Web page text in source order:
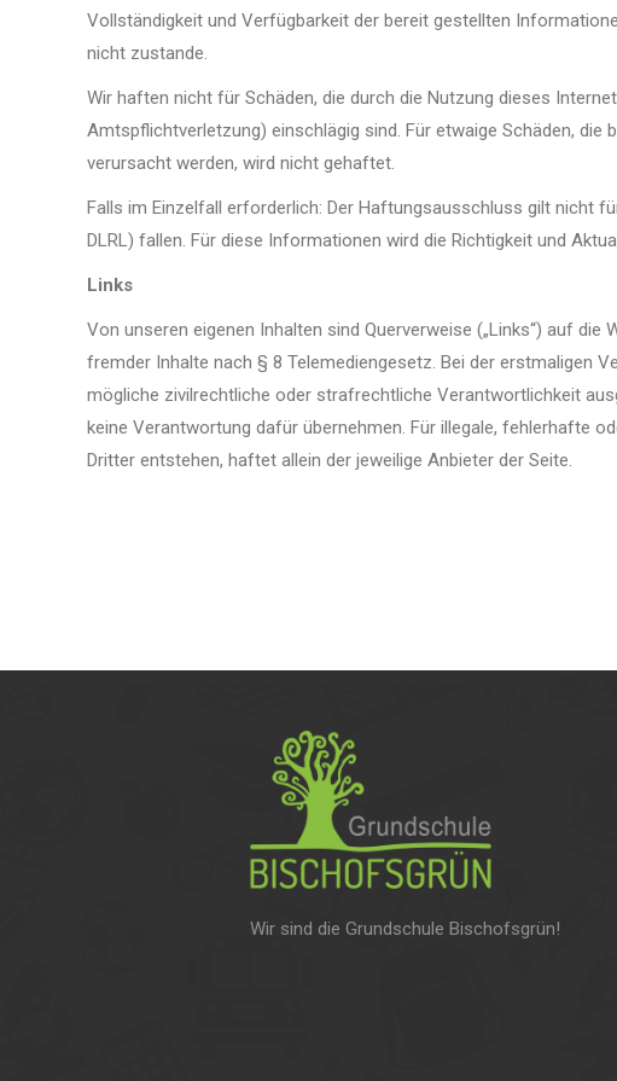
Vollständigkeit und Verfügbarkeit der bereit gestellten
nicht zustande.
Wir haften nicht für Schäden, die durch die Nutzung dieses
Amtspflichtverletzung) einschlägig sind. Für etwaige Schäden,
verursacht werden, wird nicht gehaftet.
Falls im Einzelfall erforderlich: Der Haftungsausschluss gilt nicht
DLRL) fallen. Für diese Informationen wird die Richtigkeit und
Links
Von unseren eigenen Inhalten sind Querverweise („Links“) auf
fremder Inhalte nach § 8 Telemediengesetz. Bei der erstmaligen
mögliche zivilrechtliche oder strafrechtliche Verantwortlichkeit
keine Verantwortung dafür übernehmen. Für illegale, fehlerhafte
Dritter entstehen, haftet allein der jeweilige Anbieter der Seite.
Wir sind die Grundschule Bischofsgrün!